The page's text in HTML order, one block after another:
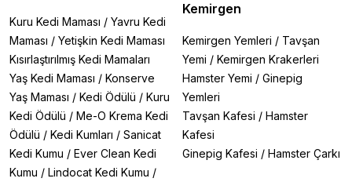
Kuru Kedi Maması / Yavru Kedi
Maması / Yetişkin Kedi Maması
Kısırlaştırılmış Kedi Mamaları
Yaş Kedi Maması / Konserve
Yaş Maması / Kedi Ödülü / Kuru
Kedi Ödülü / Me-O Krema Kedi
Ödülü / Kedi Kumları / Sanicat
Kedi Kumu / Ever Clean Kedi
Kumu / Lindocat Kedi Kumu /
Kemirgen
Kemirgen Yemleri / Tavşan
Yemi / Kemirgen Krakerleri
Hamster Yemi / Ginepig
Yemleri
Tavşan Kafesi / Hamster
Kafesi
Ginepig Kafesi / Hamster Çarkı